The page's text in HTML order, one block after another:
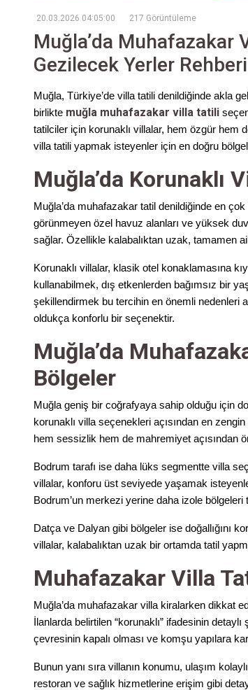
20.03.2026 04:05:00 217 Görüntüleme
Muğla’da Muhafazakar
Gezilecek Yerler Rehberi
Muğla, Türkiye’de villa tatili denildiğinde akla
birlikte muğla muhafazakar villa tatili
tatilciler için korunaklı villalar, hem özgür hem
villa tatili yapmak isteyenler için en doğru
Muğla’da Korunaklı
Muğla’da muhafazakar tatil denildiğinde en
görünmeyen özel havuz alanları ve yüksek
sağlar. Özellikle kalabalıktan uzak, tamamen
Korunaklı villalar, klasik otel konaklamasına
kullanabilmek, dış etkenlerden bağımsız bir
şekillendirmek bu tercihin en önemli nedenleri
oldukça konforlu bir seçenektir.
Muğla’da
Bölgeler
Muğla geniş bir coğrafyaya sahip olduğu için
korunaklı villa seçenekleri açısından en
hem sessizlik hem de mahremiyet açısından
Bodrum tarafı ise daha lüks segmentte villa
villalar, konforu üst seviyede yaşamak
Bodrum’un merkezi yerine daha izole
Datça ve Dalyan gibi bölgeler ise doğallığını
villalar, kalabalıktan uzak bir ortamda tatil
Muhafazakar Villa
Muğla’da muhafazakar villa kiralarken dikkat
İlanlarda belirtilen “korunaklı” ifadesinin
çevresinin kapalı olması ve komşu yapılara
Bunun yanı sıra villanın konumu, ulaşım
restoran ve sağlık hizmetlerine erişim gibi